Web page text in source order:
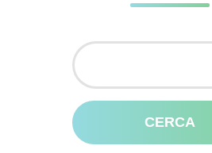
Ricerca
per: